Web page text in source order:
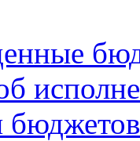
бюджетов